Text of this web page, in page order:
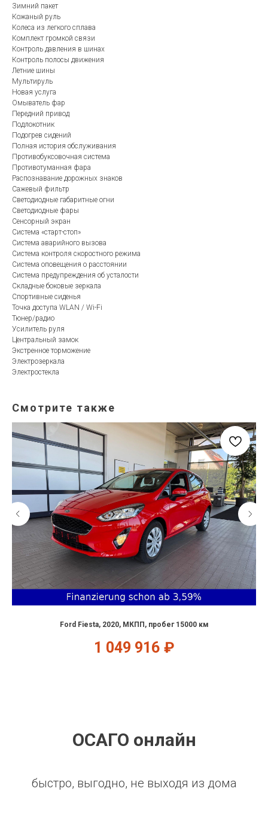
Зимний пакет
Кожаный руль
Колеса из легкого сплава
Комплект громкой связи
Контроль давления в шинах
Контроль полосы движения
Летние шины
Мультируль
Новая услуга
Омыватель фар
Передний привод
Подлокотник
Подогрев сидений
Полная история обслуживания
Противобуксовочная система
Противотуманная фара
Распознавание дорожных знаков
Сажевый фильтр
Светодиодные габаритные огни
Светодиодные фары
Сенсорный экран
Система «старт-стоп»
Система аварийного вызова
Система контроля скоростного режима
Система оповещения о расстоянии
Система предупреждения об усталости
Складные боковые зеркала
Спортивные сиденья
Точка доступа WLAN / Wi-Fi
Тюнер/радио
Усилитель руля
Центральный замок
Экстренное торможение
Электрозеркала
Электростекла
Смотрите также
Ford Fiesta, 2020, МКПП, пробег 15000 км
1 049 916 ₽
ОСАГО онлайн
быстро, выгодно, не выходя из дома